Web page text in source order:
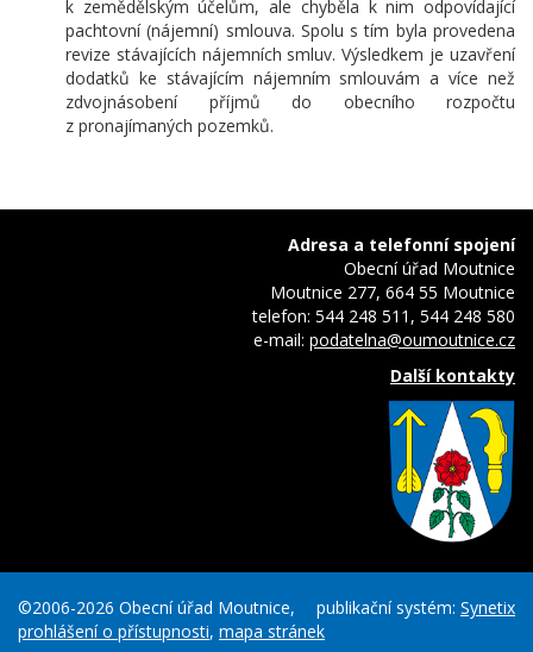
k zemědělským účelům, ale chyběla k nim odpovídající
pachtovní (nájemní) smlouva. Spolu s tím byla provedena
revize stávajících nájemních smluv. Výsledkem je uzavření
dodatků ke stávajícím nájemním smlouvám a více než
zdvojnásobení příjmů do obecního rozpočtu
z pronajímaných pozemků.
Adresa a telefonní spojení
Obecní úřad Moutnice
Moutnice 277, 664 55 Moutnice
telefon: 544 248 511, 544 248 580
e-mail: podatelna@oumoutnice.cz
Další kontakty
publikační systém: Synetix
©2006-2026 Obecní úřad Moutnice,
prohlášení o přístupnosti, mapa stránek